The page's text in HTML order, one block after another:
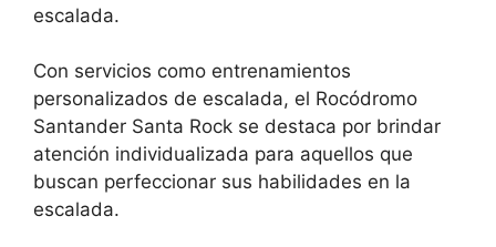
escalada.
Con servicios como entrenamientos
personalizados de escalada, el Rocódromo
Santander Santa Rock se destaca por brindar
atención individualizada para aquellos que
buscan perfeccionar sus habilidades en la
escalada.